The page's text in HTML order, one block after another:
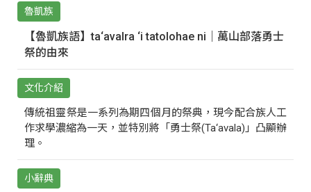
魯凱族
【魯凱族語】ta‘avalra ‘i tatolohae ni｜萬山部落勇士
祭的由來
文化介紹
傳統祖靈祭是一系列為期四個月的祭典，現今配合族人工
作求學濃縮為一天，並特別將「勇士祭(Ta‘avala)」凸顯辦
理。
小辭典